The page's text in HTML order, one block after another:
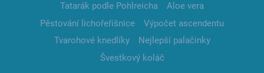
Tatarák podle Pohlreicha
Aloe vera
Pěstování lichořeřišnice
Výpočet ascendentu
Tvarohové knedlíky
Nejlepší palačinky
Švestkový koláč